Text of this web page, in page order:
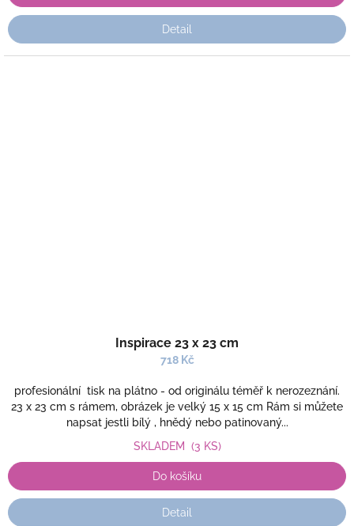
Detail
Inspirace 23 x 23 cm
718 Kč
profesionální tisk na plátno - od originálu téměř k nerozeznání.
23 x 23 cm s rámem, obrázek je velký 15 x 15 cm Rám si můžete
napsat jestli bílý , hnědý nebo patinovaný...
SKLADEM (3 KS)
Do košíku
Detail